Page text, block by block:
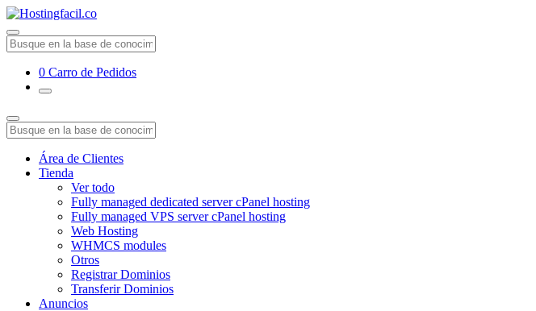
0 Carro de Pedidos
Área de Clientes
Tienda
Ver todo
Fully managed dedicated server cPanel hosting
Fully managed VPS server cPanel hosting
Web Hosting
WHMCS modules
Otros
Registrar Dominios
Transferir Dominios
Anuncios